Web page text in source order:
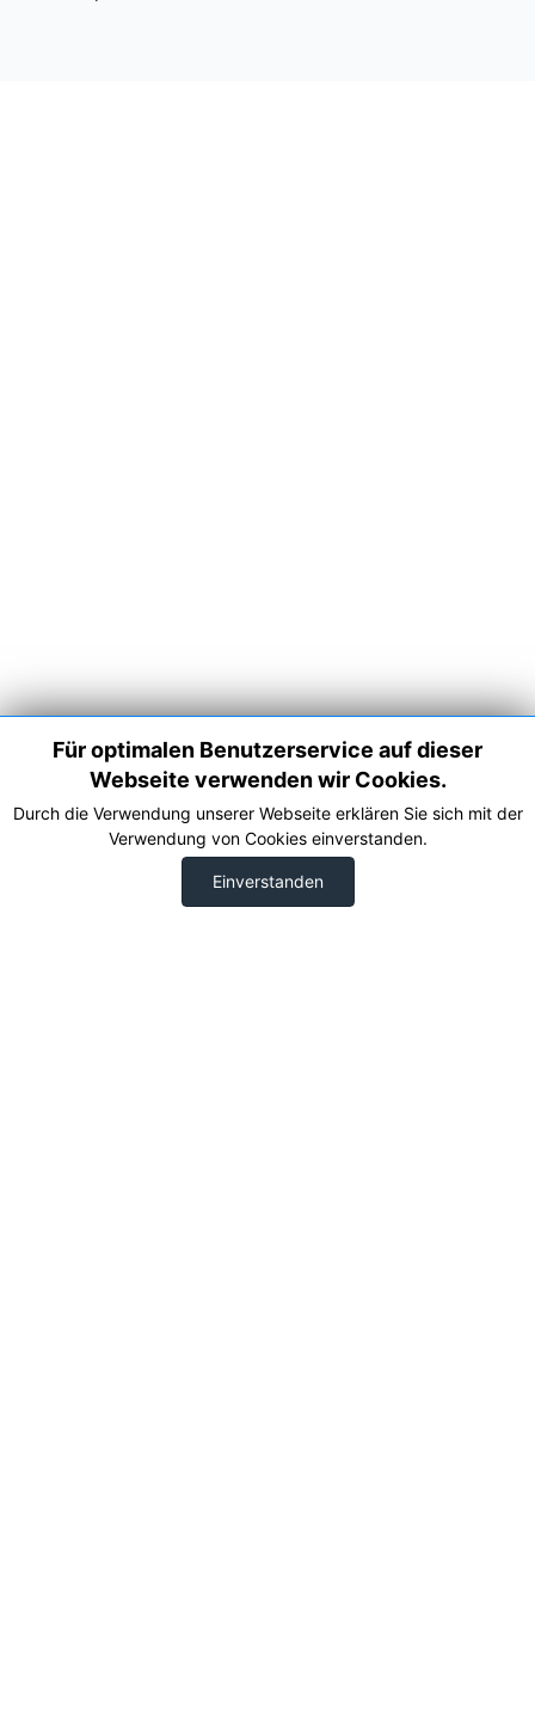
Für optimalen Benutzerservice auf dieser
Webseite verwenden wir Cookies.
Durch die Verwendung unserer Webseite erklären Sie sich mit der
Verwendung von Cookies einverstanden.
Einverstanden